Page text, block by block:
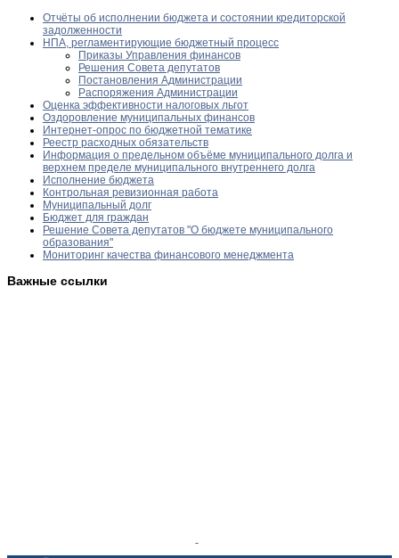
Отчёты об исполнении бюджета и состоянии кредиторской
задолженности
НПА, регламентирующие бюджетный процесс
Приказы Управления финансов
Решения Совета депутатов
Постановления Администрации
Распоряжения Администрации
Оценка эффективности налоговых льгот
Оздоровление муниципальных финансов
Интернет-опрос по бюджетной тематике
Реестр расходных обязательств
Информация о предельном объёме муниципального долга и
верхнем пределе муниципального внутреннего долга
Исполнение бюджета
Контрольная ревизионная работа
Муниципальный долг
Бюджет для граждан
Решение Совета депутатов "О бюджете муниципального
образования"
Мониторинг качества финансового менеджмента
Важные ссылки